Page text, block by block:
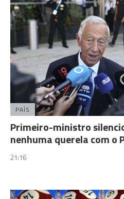
PAÍS
Primeiro-ministro
nenhuma querela com o
21:16